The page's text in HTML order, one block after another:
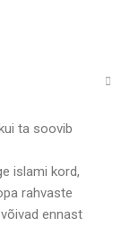
ta soovib
islami kord,
rahvaste
ennast